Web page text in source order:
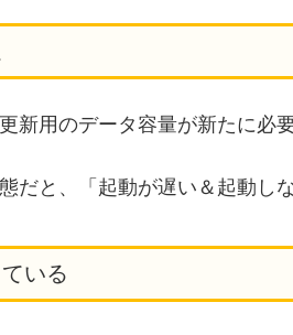
新用のデータ容量が新たに必
だと、「起動が遅い＆起動し
いる